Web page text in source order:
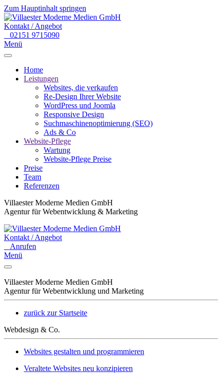
Zum Hauptinhalt springen
Kontakt / Angebot
02151 9715090
Menü
Home
Leistungen
Websites, die verkaufen
Re-Design Ihrer Website
WordPress und Joomla
Responsive Design
Suchmaschinenoptimierung (SEO)
Ads & Co
Website-Pflege
Wartung
Website-Pflege Preise
Preise
Team
Referenzen
Villaester Moderne Medien GmbH
Agentur für Webentwicklung & Marketing
Kontakt / Angebot
Anrufen
Menü
Villaester Moderne Medien GmbH
Agentur für Webentwicklung und Marketing
zurück zur Startseite
Webdesign & Co.
Websites gestalten und programmieren
Veraltete Websites neu konzipieren